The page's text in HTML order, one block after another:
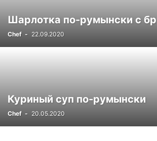
Шарлотка по-румынски с
Chef - 22.09.2020
Куриный суп по-румынски
Chef - 20.05.2020